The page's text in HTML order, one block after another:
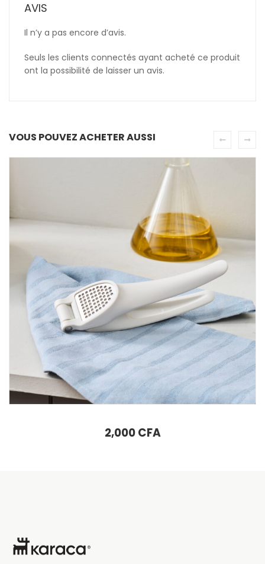
AVIS
Il n’y a pas encore d’avis.
Seuls les clients connectés ayant acheté ce produit
ont la possibilité de laisser un avis.
VOUS POUVEZ ACHETER AUSSI
AJOUTER AU PANIER